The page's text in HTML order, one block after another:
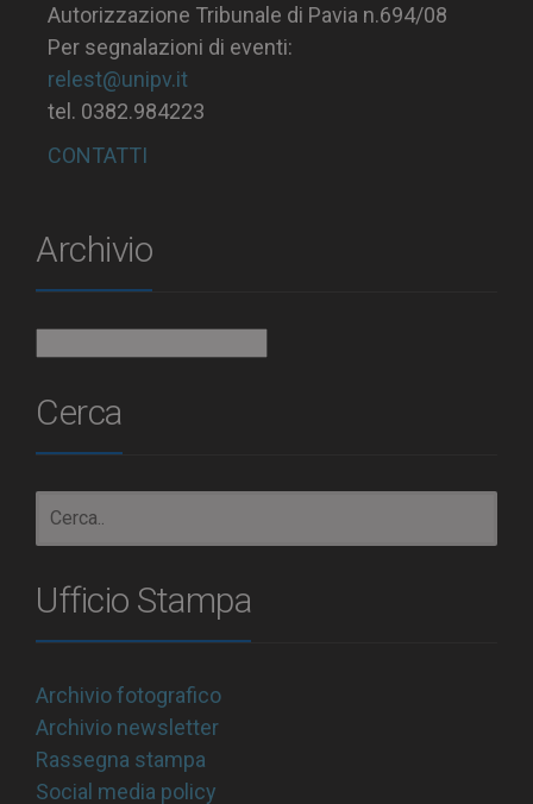
Autorizzazione Tribunale di Pavia n.694/08
Per segnalazioni di eventi:
relest@unipv.it
tel. 0382.984223
CONTATTI
Archivio
Cerca
Ufficio Stampa
Archivio fotografico
Archivio newsletter
Rassegna stampa
Social media policy